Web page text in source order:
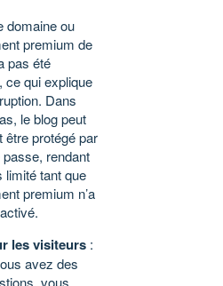
domaine ou
premium de
pas été
ce qui explique
Dans
le blog peut
être protégé par
rendant
limité tant que
premium n’a
les visiteurs :
avez des
vous